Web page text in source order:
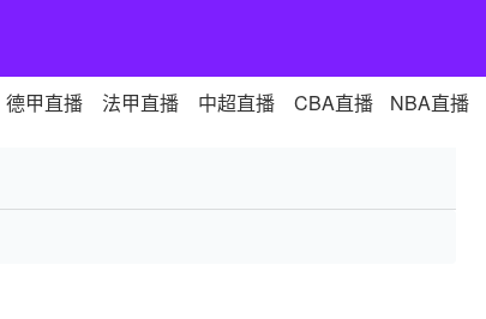
德甲直播 法甲直播 中超直播 CBA直播 NBA直播